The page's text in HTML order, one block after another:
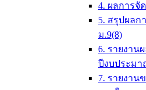
4. ผลการจั
5. สรุปผลก
ม.9(8)
6. รายงาน
ปีงบประม
7. รายงาน